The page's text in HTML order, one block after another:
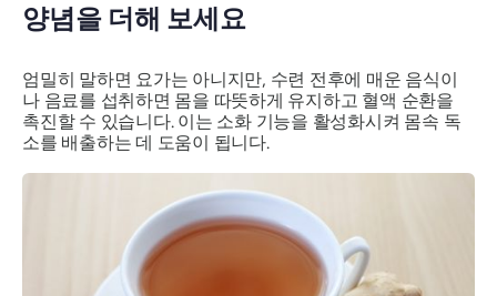
양념을 더해 보세요
엄밀히 말하면 요가는 아니지만, 수련 전후에 매운 음식이
나 음료를 섭취하면 몸을 따뜻하게 유지하고 혈액 순환을
촉진할 수 있습니다. 이는 소화 기능을 활성화시켜 몸속 독
소를 배출하는 데 도움이 됩니다.